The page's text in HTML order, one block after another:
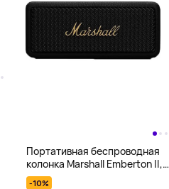
Портативная беспроводная
колонка Marshall Emberton II,
черный
-10%